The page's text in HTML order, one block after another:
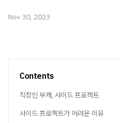
Nov 30, 2023
Contents
직장인 부캐, 사이드 프로젝트
사이드 프로젝트가 어려운 이유